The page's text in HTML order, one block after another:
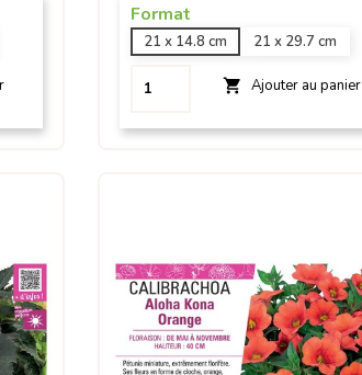
Format
21 x 14.8 cm 21 x 29.7 cm
 Ajouter au panier